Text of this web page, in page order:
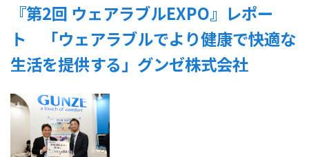
『第2回 ウェアラブルEXPO』レポー
ト 「ウェアラブルでより健康で快適な
生活を提供する」グンゼ株式会社